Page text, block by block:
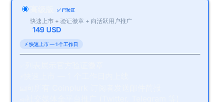
✅ 已验证
快速上市 + 验证徽章 + 向活跃用户推广
149 USD
⚡ 快速上市 — 1 个工作日